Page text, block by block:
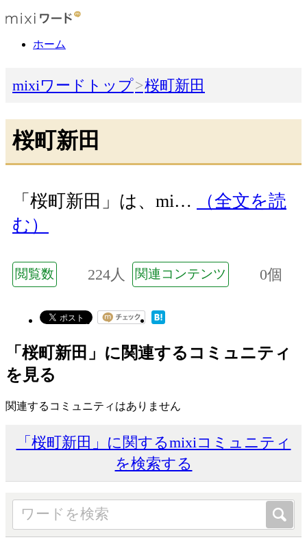
ホーム
mixiワードトップ 桜町新田
桜町新田
「桜町新田」は、mi…
（全文を読
む）
閲覧数 224人 関連コンテンツ 0個
「桜町新田」に関連するコミュニティ
を見る
関連するコミュニティはありません
「桜町新田」に関するmixiコミュニティ
を検索する